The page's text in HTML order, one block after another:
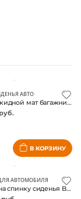
АВТО
Защитный откидной мат багажника для автомобилей BMW/Mini, оригинал
В КОРЗИНУ
АВТОМОБИЛЯ
Органайзер на спинку сиденья BMW/MINI, черный, оригинал